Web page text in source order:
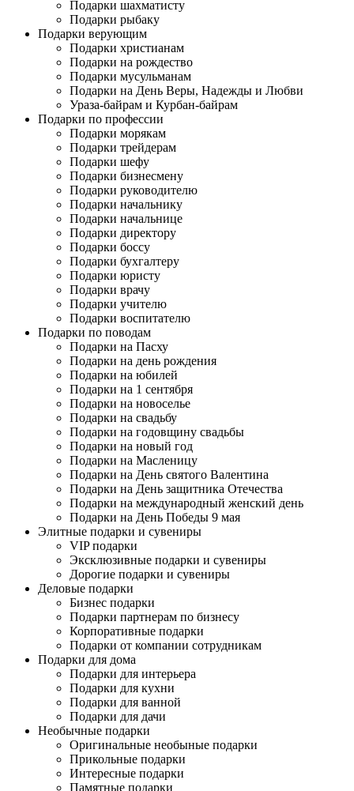
Подарки шахматисту
Подарки рыбаку
Подарки верующим
Подарки христианам
Подарки на рождество
Подарки мусульманам
Подарки на День Веры, Надежды и Любви
Ураза-байрам и Курбан-байрам
Подарки по профессии
Подарки морякам
Подарки трейдерам
Подарки шефу
Подарки бизнесмену
Подарки руководителю
Подарки начальнику
Подарки начальнице
Подарки директору
Подарки боссу
Подарки бухгалтеру
Подарки юристу
Подарки врачу
Подарки учителю
Подарки воспитателю
Подарки по поводам
Подарки на Пасху
Подарки на день рождения
Подарки на юбилей
Подарки на 1 сентября
Подарки на новоселье
Подарки на свадьбу
Подарки на годовщину свадьбы
Подарки на новый год
Подарки на Масленицу
Подарки на День святого Валентина
Подарки на День защитника Отечества
Подарки на международный женский день
Подарки на День Победы 9 мая
Элитные подарки и сувениры
VIP подарки
Эксклюзивные подарки и сувениры
Дорогие подарки и сувениры
Деловые подарки
Бизнес подарки
Подарки партнерам по бизнесу
Корпоративные подарки
Подарки от компании сотрудникам
Подарки для дома
Подарки для интерьера
Подарки для кухни
Подарки для ванной
Подарки для дачи
Необычные подарки
Оригинальные необыные подарки
Прикольные подарки
Интересные подарки
Памятные подарки